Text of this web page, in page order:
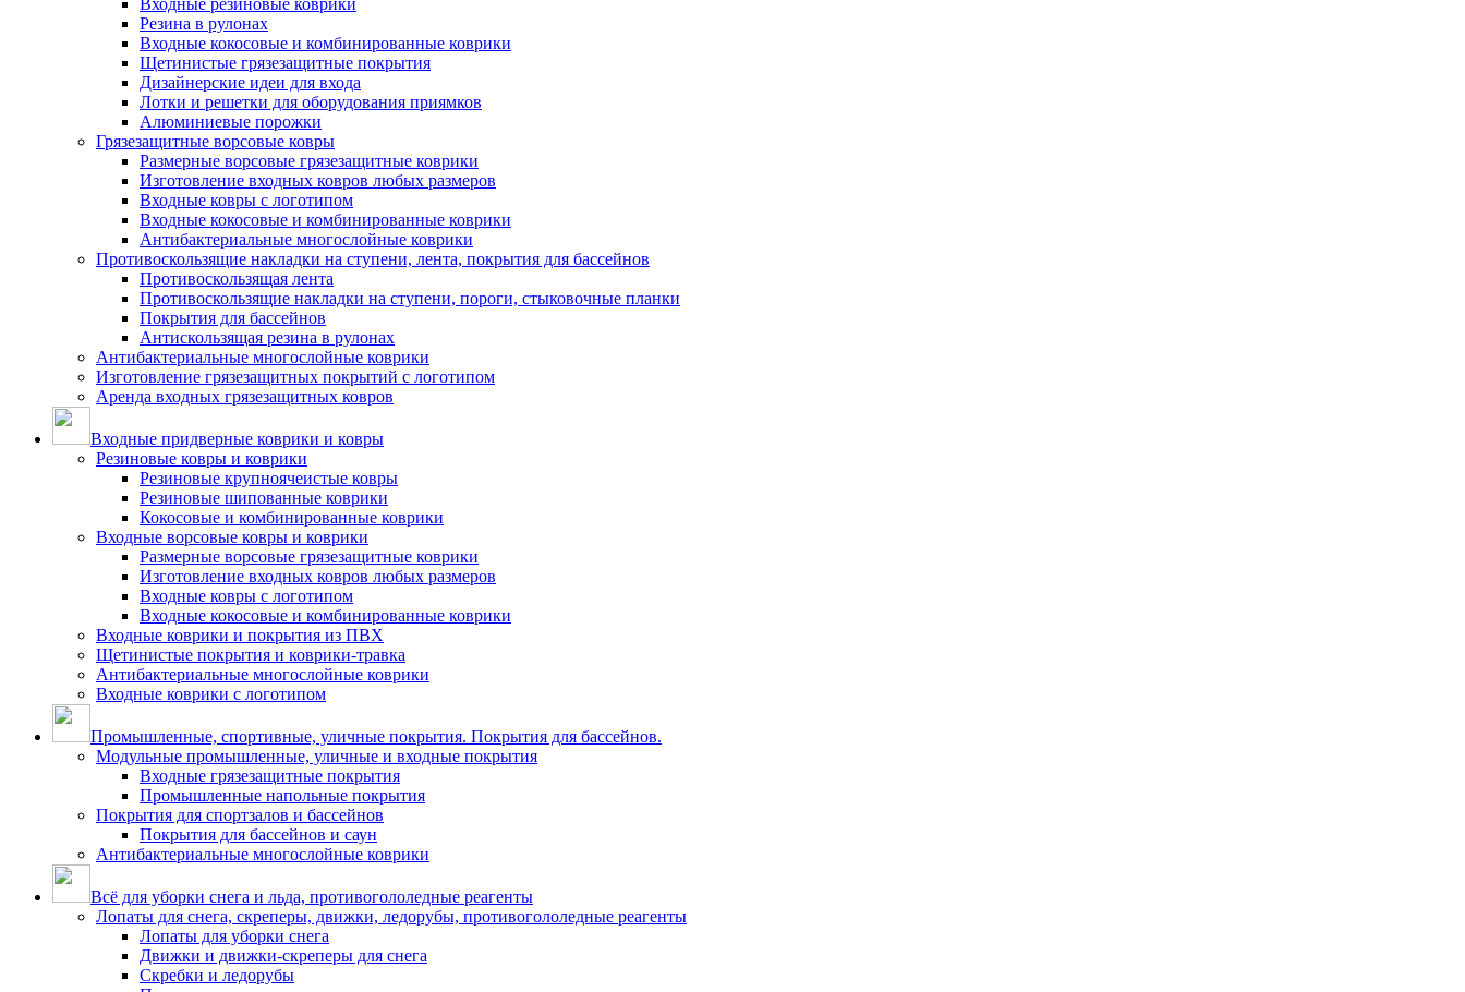
Резина в рулонах
Входные кокосовые и комбинированные коврики
Щетинистые грязезащитные покрытия
Дизайнерские идеи для входа
Лотки и решетки для оборудования приямков
Алюминиевые порожки
Грязезащитные ворсовые ковры
Размерные ворсовые грязезащитные коврики
Изготовление входных ковров любых размеров
Входные ковры с логотипом
Входные кокосовые и комбинированные коврики
Антибактериальные многослойные коврики
Противоскользящие накладки на ступени, лента, покрытия для бассейнов
Противоскользящая лента
Противоскользящие накладки на ступени, пороги, стыковочные планки
Покрытия для бассейнов
Антискользящая резина в рулонах
Антибактериальные многослойные коврики
Изготовление грязезащитных покрытий с логотипом
Аренда входных грязезащитных ковров
Входные придверные коврики и ковры
Резиновые ковры и коврики
Резиновые крупноячеистые ковры
Резиновые шипованные коврики
Кокосовые и комбинированные коврики
Входные ворсовые ковры и коврики
Размерные ворсовые грязезащитные коврики
Изготовление входных ковров любых размеров
Входные ковры с логотипом
Входные кокосовые и комбинированные коврики
Входные коврики и покрытия из ПВХ
Щетинистые покрытия и коврики-травка
Антибактериальные многослойные коврики
Входные коврики с логотипом
Промышленные, спортивные, уличные покрытия. Покрытия для бассейнов.
Модульные промышленные, уличные и входные покрытия
Входные грязезащитные покрытия
Промышленные напольные покрытия
Покрытия для спортзалов и бассейнов
Покрытия для бассейнов и саун
Антибактериальные многослойные коврики
Всё для уборки снега и льда, противогололедные реагенты
Лопаты для снега, скреперы, движки, ледорубы, противогололедные реагенты
Лопаты для уборки снега
Движки и движки-скреперы для снега
Скребки и ледорубы